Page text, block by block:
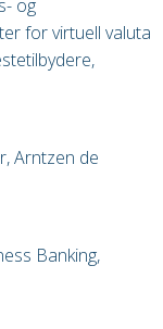
og
for virtuell valuta
Arntzen de
Banking,